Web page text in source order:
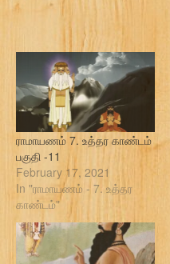
ராமாயணம் 7. உத்தர காண்டம்
பகுதி -11
February 17, 2021
In "ராமாயணம் - 7. உத்தர
காண்டம்"